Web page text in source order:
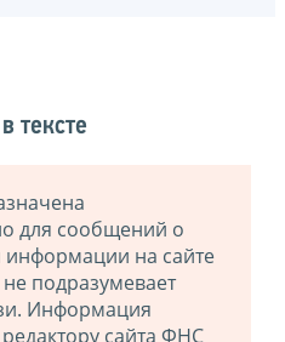
тексте
для сообщений о
информации на сайте
подразумевает
Информация
сайта ФНС